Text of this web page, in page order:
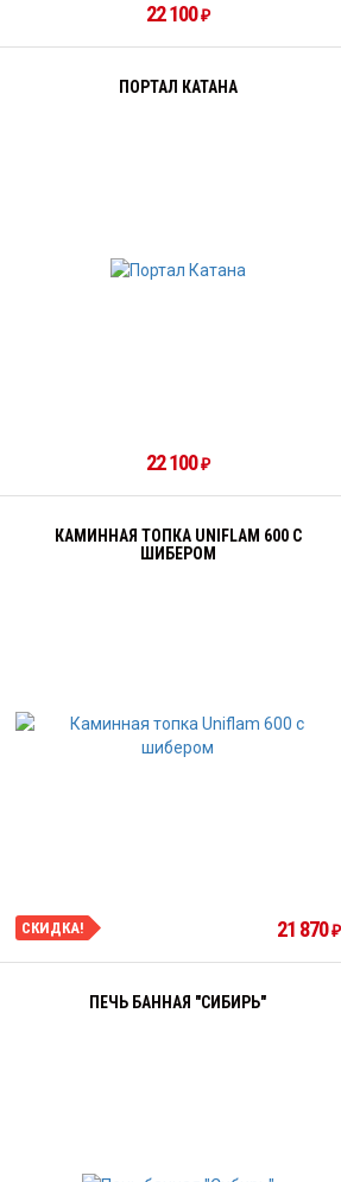
22 100₽
ПОРТАЛ КАТАНА
22 100₽
КАМИННАЯ ТОПКА UNIFLAM 600 С
ШИБЕРОМ
СКИДКА! 21 870 ₽
ПЕЧЬ БАННАЯ "СИБИРЬ"